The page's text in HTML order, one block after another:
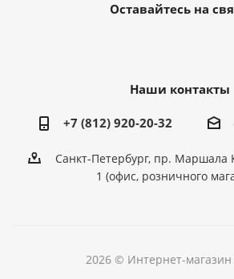
Оставайтесь на
Наши контакты
+7 (812) 920-20-32
Санкт-Петербург, пр. Маршала
1 (офис, розничного
2026 © Интернет-магазин